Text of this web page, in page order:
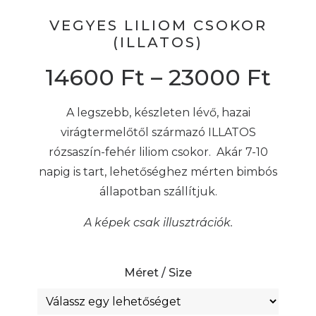
VEGYES LILIOM CSOKOR
(ILLATOS)
14600 Ft – 23000 Ft
A legszebb, készleten lévő, hazai
virágtermelőtől származó ILLATOS
rózsaszín-fehér liliom csokor. Akár 7-10
napig is tart, lehetőséghez mérten bimbós
állapotban szállítjuk.
A képek csak illusztrációk.
Méret / Size